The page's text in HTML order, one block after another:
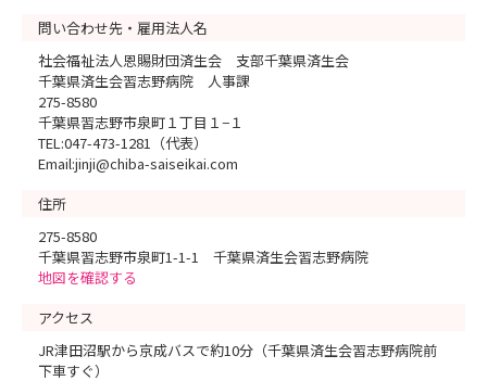
問い合わせ先・雇用法人名
社会福祉法人恩賜財団済生会 支部千葉県済生会
千葉県済生会習志野病院 人事課
275-8580
千葉県習志野市泉町１丁目１−１
TEL:047-473-1281（代表）
Email:jinji@chiba-saiseikai.com
住所
275-8580
千葉県習志野市泉町1-1-1 千葉県済生会習志野病院
地図を確認する
アクセス
JR津田沼駅から京成バスで約10分（千葉県済生会習志野病院前
下車すぐ）